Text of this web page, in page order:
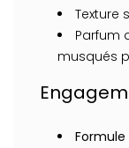
Texture
Parfum
musqués